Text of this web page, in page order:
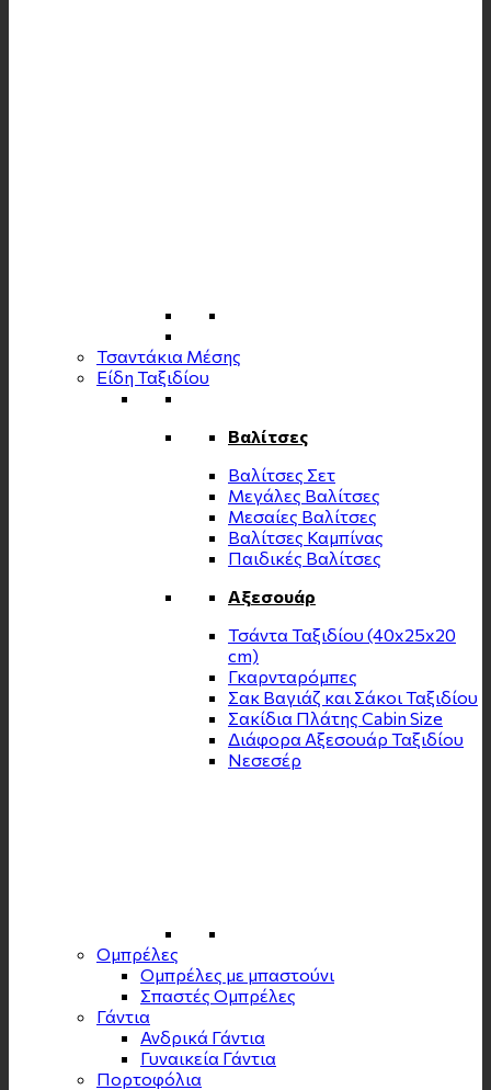
Τσαντάκια Μέσης
Είδη Ταξιδίου
Βαλίτσες
Βαλίτσες Σετ
Μεγάλες Βαλίτσες
Μεσαίες Βαλίτσες
Βαλίτσες Καμπίνας
Παιδικές Βαλίτσες
Αξεσουάρ
Τσάντα Ταξιδίου (40x25x20
cm)
Γκαρνταρόμπες
Σακ Βαγιάζ και Σάκοι Ταξιδίου
Σακίδια Πλάτης Cabin Size
Διάφορα Αξεσουάρ Ταξιδίου
Νεσεσέρ
Ομπρέλες
Ομπρέλες με μπαστούνι
Σπαστές Ομπρέλες
Γάντια
Ανδρικά Γάντια
Γυναικεία Γάντια
Πορτοφόλια